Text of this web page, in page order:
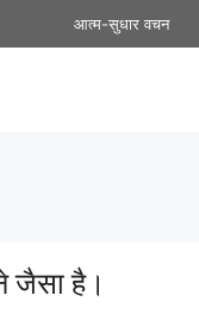
आत्म-सुधार वचन
जैसा है।